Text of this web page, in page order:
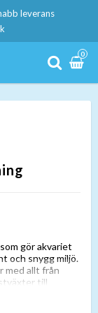
leverans
0
gör akvariet
och snygg miljö.
med allt från
till